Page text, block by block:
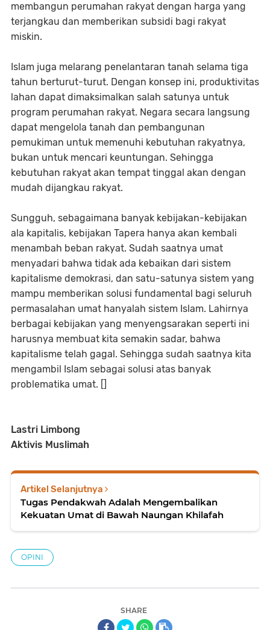
membangun perumahan rakyat dengan harga yang
terjangkau dan memberikan subsidi bagi rakyat
miskin.
Islam juga melarang penelantaran tanah selama tiga
tahun berturut-turut. Dengan konsep ini, produktivitas
lahan dapat dimaksimalkan salah satunya untuk
program perumahan rakyat. Negara secara langsung
dapat mengelola tanah dan pembangunan
pemukiman untuk memenuhi kebutuhan rakyatnya,
bukan untuk mencari keuntungan. Sehingga
kebutuhan rakyat akan tempat tinggal akan dengan
mudah dijangkau rakyat.
Sungguh, sebagaimana banyak kebijakan-kebijakan
ala kapitalis, kebijakan Tapera hanya akan kembali
menambah beban rakyat. Sudah saatnya umat
menyadari bahwa tidak ada kebaikan dari sistem
kapitalisme demokrasi, dan satu-satunya sistem yang
mampu memberikan solusi fundamental bagi seluruh
permasalahan umat hanyalah sistem Islam. Lahirnya
berbagai kebijakan yang menyengsarakan seperti ini
harusnya membuat kita semakin sadar, bahwa
kapitalisme telah gagal. Sehingga sudah saatnya kita
mengambil Islam sebagai solusi atas banyak
problematika umat. []
Lastri Limbong
Aktivis Muslimah
Artikel Selanjutnya
Tugas Pendakwah Adalah Mengembalikan
Kekuatan Umat di Bawah Naungan Khilafah
OPINI
SHARE